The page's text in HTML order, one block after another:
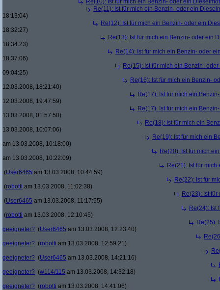
Re(10): Ist für mich ein Benzin- oder ein
Re(11): Ist für mich ein Benzin- oder ein
18:13:04)
Re(12): Ist für mich ein Benzin- oder ein
18:32:27)
Re(13): Ist für mich ein Benzin- oder ein
18:34:23)
Re(14): Ist für mich ein Benzin- oder
18:37:06)
Re(15): Ist für mich ein Benzin-
09:04:25)
Re(16): Ist für mich ein Benzin-
12.03.2008, 18:21:40)
Re(17): Ist für mich ein
12.03.2008, 19:47:59)
Re(17): Ist für mich ein
13.03.2008, 01:57:50)
Re(18): Ist für mich ein
13.03.2008, 10:07:06)
Re(19): Ist für mich ein
am 13.03.2008, 10:18:00)
Re(20): Ist für mich
am 13.03.2008, 10:22:09)
Re(21): Ist für
(User6465 am 13.03.2008, 10:44:59)
Re(22): Ist für
(robotti am 13.03.2008, 11:02:38)
Re(23): Ist
(User6465 am 13.03.2008, 11:17:55)
Re(24): Ist
(robotti am 13.03.2008, 12:10:45)
Re(25):
geeigneter? (User6465 am 13.03.2008, 12:23:40)
geeigneter? (robotti am 13.03.2008, 12:59:21)
geeigneter? (User6465 am 13.03.2008, 14:21:16)
geeigneter? (w114/115 am 13.03.2008, 14:32:18)
geeigneter? (robotti am 13.03.2008, 14:41:06)